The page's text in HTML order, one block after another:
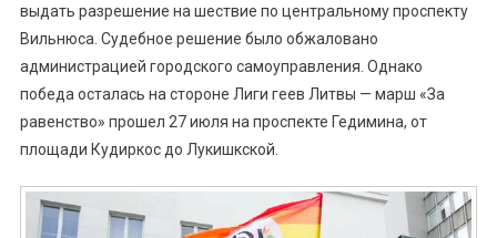
выдать разрешение на шествие по центральному проспекту
Вильнюса. Судебное решение было обжаловано
администрацией городского самоуправления. Однако
победа осталась на стороне Лиги геев Литвы — марш «За
равенство» прошел 27 июля на проспекте Гедимина, от
площади Кудиркос до Лукишкской.